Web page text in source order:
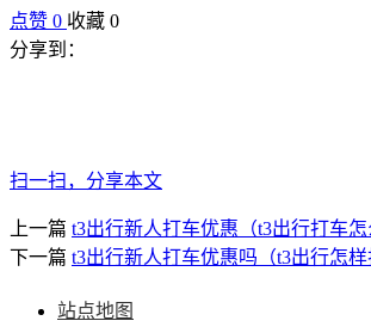
点赞 0 收藏 0
分享到：
扫一扫，分享本文
上一篇 t3出行新人打车优惠（t3出行打车怎
下一篇 t3出行新人打车优惠吗（t3出行怎样
站点地图